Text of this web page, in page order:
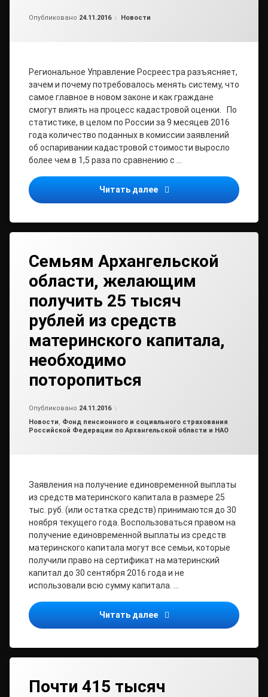
Опубликовано 24.11.2016 Рубрики:
Новости
Региональное Управление Росреестра разъясняет,
зачем и почему потребовалось менять систему, что
самое главное в новом законе и как граждане
смогут влиять на процесс кадастровой оценки. По
статистике, в целом по России за 9 месяцев 2016
года количество поданных в комиссии заявлений
об оспаривании кадастровой стоимости выросло
более чем в 1,5 раза по сравнению с …
Читать далее С 1 января 2017 г.
Семьям Архангельской
области, желающим
получить 25 тысяч
рублей из средств
материнского капитала,
необходимо
поторопиться
Опубликовано 24.11.2016
Рубрики:
Новости, Фонд пенсионного и социального страхования
Российской Федерации по Архангельской области и НАО
Заявления на получение единовременной выплаты
из средств материнского капитала в размере 25
тыс. руб. (или остатка средств) принимаются до 30
ноября текущего года. Воспользоваться правом на
получение единовременной выплаты из средств
материнского капитала могут все семьи, которые
получили право на сертификат на материнский
капитал до 30 сентября 2016 года и не
использовали всю сумму капитала. …
Читать далее Семьям Архангельской
Почти 415 тысяч